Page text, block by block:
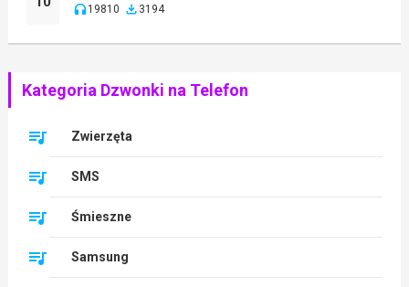
19810 3194
Kategoria Dzwonki na Telefon
Zwierzęta
SMS
Śmieszne
Samsung